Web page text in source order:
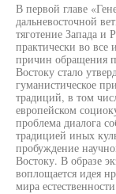
В первой главе
дальневосточной
тяготение Запада и
практически во
причин обращения
Востоку стало
гуманистическое
традиций, в том
европейском
проблема диалога
традицией иных
пробуждение
Востоку. В образе
воплощается идея
мира